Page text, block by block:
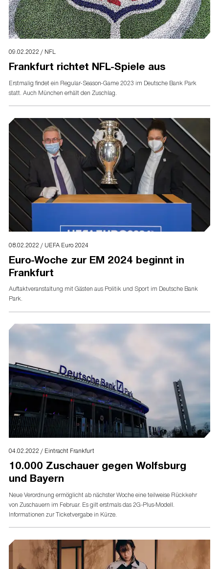
09.02.2022 / NFL
Frankfurt richtet NFL-Spiele aus
Erstmalig findet ein Regular-Season-Game 2023 im Deutsche Bank Park
statt. Auch München erhält den Zuschlag.
08.02.2022 / UEFA Euro 2024
Euro-Woche zur EM 2024 beginnt in
Frankfurt
Auftaktveranstaltung mit Gästen aus Politik und Sport im Deutsche Bank
Park.
04.02.2022 / Eintracht Frankfurt
10.000 Zuschauer gegen Wolfsburg
und Bayern
Neue Verordnung ermöglicht ab nächster Woche eine teilweise Rückkehr
von Zuschauern im Februar. Es gilt erstmals das 2G-Plus-Modell.
Informationen zur Ticketvergabe in Kürze.